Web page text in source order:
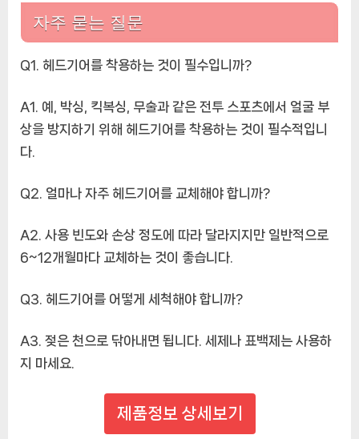
자주 묻는 질문
Q1. 헤드기어를 착용하는 것이 필수입니까?
A1. 예, 박싱, 킥복싱, 무술과 같은 전투 스포츠에서 얼굴 부
상을 방지하기 위해 헤드기어를 착용하는 것이 필수적입니
다.
Q2. 얼마나 자주 헤드기어를 교체해야 합니까?
A2. 사용 빈도와 손상 정도에 따라 달라지지만 일반적으로
6~12개월마다 교체하는 것이 좋습니다.
Q3. 헤드기어를 어떻게 세척해야 합니까?
A3. 젖은 천으로 닦아내면 됩니다. 세제나 표백제는 사용하
지 마세요.
제품정보 상세보기